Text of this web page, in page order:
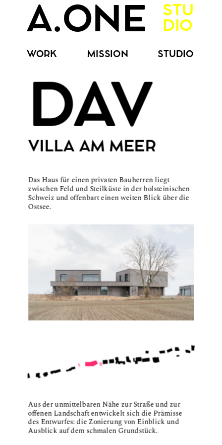
DAV
VILLA AM MEER
Das Haus für einen privaten Bauherren liegt
zwischen Feld und Steilküste in der holsteinischen
Schweiz und offenbart einen weiten Blick über die
Ostsee.
Aus der unmittelbaren Nähe zur Straße und zur
offenen Landschaft entwickelt sich die Prämisse
des Entwurfes: die Zonierung von Einblick und
Ausblick auf dem schmalen Grundstück.
A.ONE STU
DIO
STUDIO
MISSION
WORK